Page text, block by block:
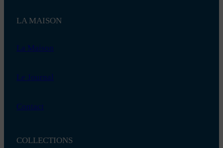
LA MAISON
La Maison
Le Journal
Contact
COLLECTIONS